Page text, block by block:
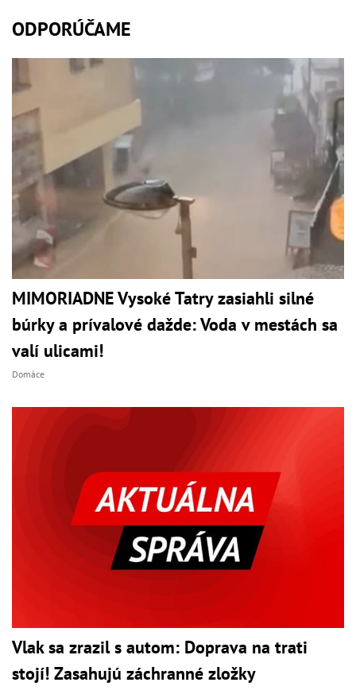
ODPORÚČAME
MIMORIADNE Vysoké Tatry zasiahli silné
búrky a prívalové dažde: Voda v mestách sa
valí ulicami!
Domáce
Vlak sa zrazil s autom: Doprava na trati
stojí! Zasahujú záchranné zložky